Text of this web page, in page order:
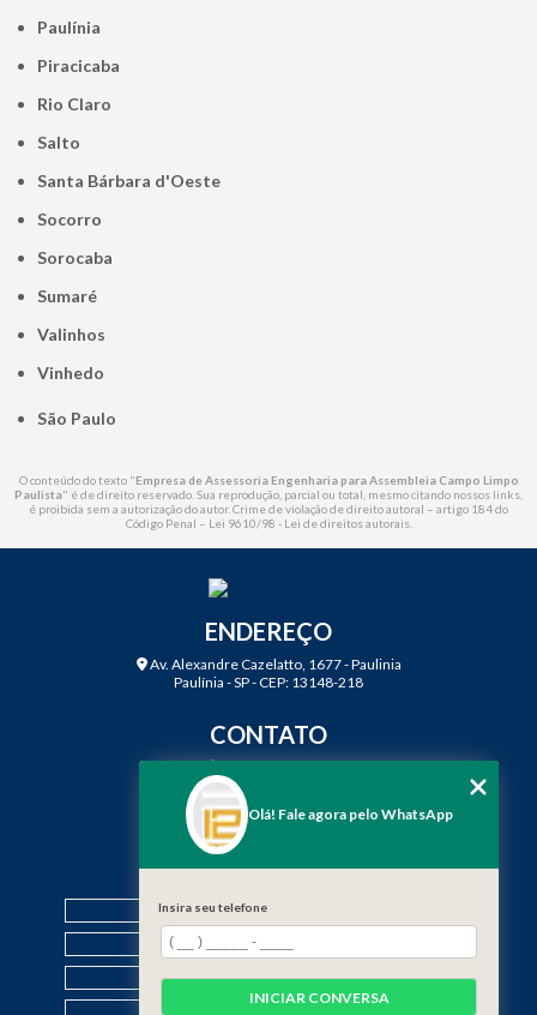
Paulínia
Piracicaba
Rio Claro
Salto
Santa Bárbara d'Oeste
Socorro
Sorocaba
Sumaré
Valinhos
Vinhedo
São Paulo
O conteúdo do texto "Empresa de Assessoria Engenharia para Assembleia Campo Limpo
Paulista" é de direito reservado. Sua reprodução, parcial ou total, mesmo citando nossos links,
é proibida sem a autorização do autor. Crime de violação de direito autoral – artigo 184 do
Código Penal – Lei 9610/98 - Lei de direitos autorais.
ENDEREÇO
Av. Alexandre Cazelatto, 1677 - Paulinia
Paulínia - SP - CEP: 13148-218
CONTATO
(19) 99968-7979
contato@f12engenharia.com.br
MENU
HOME
QUEM SOMOS
SERVIÇOS
Olá! Fale agora pelo WhatsApp
Insira seu telefone
INICIAR CONVERSA